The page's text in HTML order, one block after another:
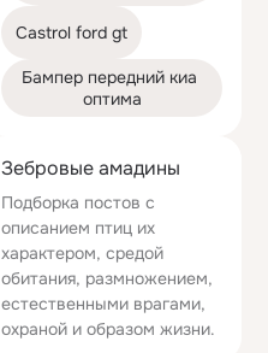
Зебровые амадины
Подборка постов с
описанием птиц их
характером, средой
обитания, размножением,
естественными врагами,
охраной и образом жизни.
Castrol ford gt
Бампер передний киа
оптима